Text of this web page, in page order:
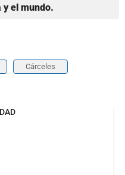
el mundo.
Cárceles